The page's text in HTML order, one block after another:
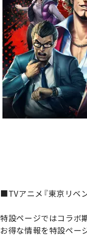
■TVアニメ『東京リベ
特設ページではコラボ
お得な情報を特設ペー